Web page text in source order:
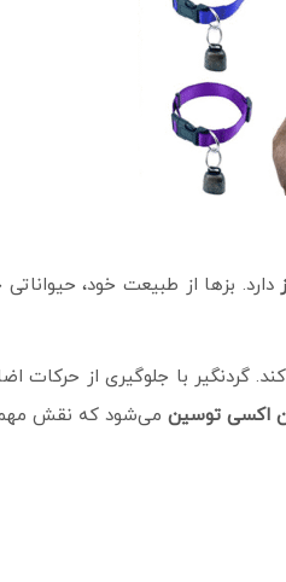
دارد. بزها از طبیعت خود،
گردنگیر با جلوگیری از حرکات
اکسی‌ توسین می‌شود که نقش